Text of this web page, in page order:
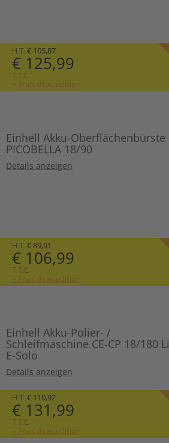
H.T. € 105,87
€ 125,99
T.T.C
+ Frais d’expédition
Einhell Akku-Oberflächenbürste
PICOBELLA 18/90
Details anzeigen
H.T. € 89,91
€ 106,99
T.T.C
+ Frais d’expédition
Einhell Akku-Polier- /
Schleifmaschine CE-CP 18/180 Li
E-Solo
Details anzeigen
H.T. € 110,92
€ 131,99
T.T.C
+ Frais d’expédition